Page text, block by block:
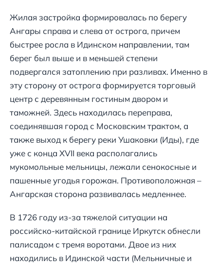
Жилая застройка формировалась по берегу
Ангары справа и слева от острога, причем
быстрее росла в Идинском направлении, там
берег был выше и в меньшей степени
подвергался затоплению при разливах. Именно в
эту сторону от острога формируется торговый
центр с деревянным гостиным двором и
таможней. Здесь находилась переправа,
соединявшая город с Московским трактом, а
также выход к берегу реки Ушаковки (Иды), где
уже с конца XVII века располагались
мукомольные мельницы, лежали сенокосные и
пашенные угодья горожан. Противоположная –
Ангарская сторона развивалась медленнее.
В 1726 году из-за тяжелой ситуации на
российско-китайской границе Иркутск обнесли
палисадом с тремя воротами. Двое из них
находились в Идинской части (Мельничные и